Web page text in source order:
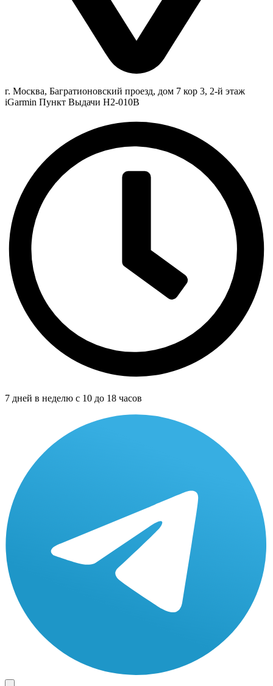
г. Москва, Багратионовский проезд, дом 7 кор 3, 2-й этаж
iGarmin Пункт Выдачи Н2-010В
7 дней в неделю с 10 до 18 часов